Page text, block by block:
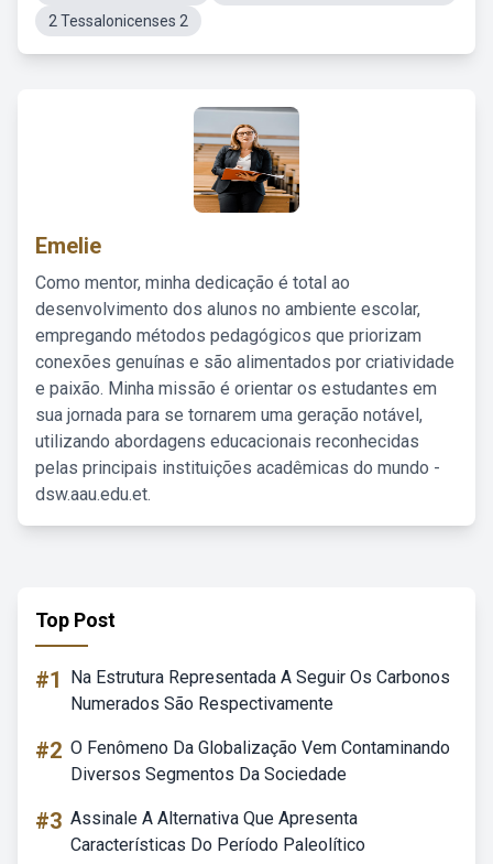
2 Tessalonicenses 2
Emelie
Como mentor, minha dedicação é total ao
desenvolvimento dos alunos no ambiente escolar,
empregando métodos pedagógicos que priorizam
conexões genuínas e são alimentados por criatividade
e paixão. Minha missão é orientar os estudantes em
sua jornada para se tornarem uma geração notável,
utilizando abordagens educacionais reconhecidas
pelas principais instituições acadêmicas do mundo -
dsw.aau.edu.et.
Top Post
#1
Na Estrutura Representada A Seguir Os Carbonos
Numerados São Respectivamente
#2 O Fenômeno Da Globalização Vem Contaminando
Diversos Segmentos Da Sociedade
#3 Assinale A Alternativa Que Apresenta
Características Do Período Paleolítico